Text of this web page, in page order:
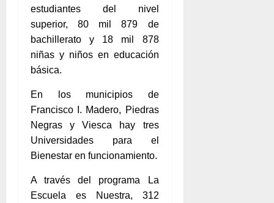
estudiantes del nivel
superior, 80 mil 879 de
bachillerato y 18 mil 878
niñas y niños en educación
básica.
En los municipios de
Francisco I. Madero, Piedras
Negras y Viesca hay tres
Universidades para el
Bienestar en funcionamiento.
A través del programa La
Escuela es Nuestra, 312